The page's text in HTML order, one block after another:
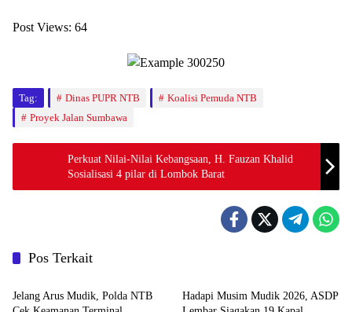
Post Views: 64
Tag: Dinas PUPR NTB
Koalisi Pemuda NTB
Proyek Jalan Sumbawa
Perkuat Nilai-Nilai Kebangsaan, H. Fauzan Khalid
Sosialisasi 4 pilar di Lombok Barat
Pos Terkait
Go Nusantara
Jelang Arus Mudik, Polda NTB
Hadapi Musim Mudik 2026, ASDP